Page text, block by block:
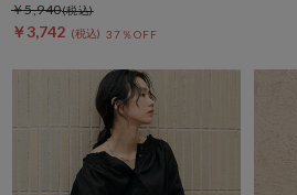
￥3,742 37％OFF
￥5,940